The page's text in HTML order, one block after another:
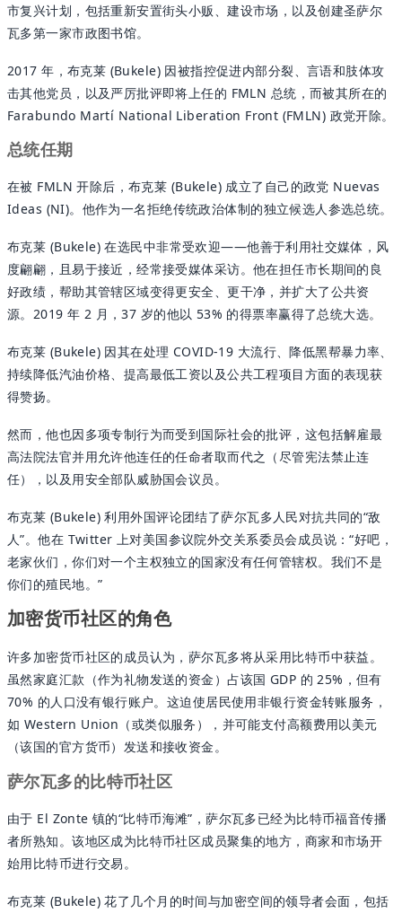
市复兴计划，包括重新安置街头小贩、建设市场，以及创建圣萨尔
瓦多第一家市政图书馆。
2017 年，布克莱 (Bukele) 因被指控促进内部分裂、言语和肢体攻
击其他党员，以及严厉批评即将上任的 FMLN 总统，而被其所在的
Farabundo Martí National Liberation Front (FMLN) 政党开除。
总统任期
在被 FMLN 开除后，布克莱 (Bukele) 成立了自己的政党 Nuevas
Ideas (NI)。他作为一名拒绝传统政治体制的独立候选人参选总统。
布克莱 (Bukele) 在选民中非常受欢迎——他善于利用社交媒体，风
度翩翩，且易于接近，经常接受媒体采访。他在担任市长期间的良
好政绩，帮助其管辖区域变得更安全、更干净，并扩大了公共资
源。2019 年 2 月，37 岁的他以 53% 的得票率赢得了总统大选。
布克莱 (Bukele) 因其在处理 COVID-19 大流行、降低黑帮暴力率、
持续降低汽油价格、提高最低工资以及公共工程项目方面的表现获
得赞扬。
然而，他也因多项专制行为而受到国际社会的批评，这包括解雇最
高法院法官并用允许他连任的任命者取而代之（尽管宪法禁止连
任），以及用安全部队威胁国会议员。
布克莱 (Bukele) 利用外国评论团结了萨尔瓦多人民对抗共同的“敌
人”。他在 Twitter 上对美国参议院外交关系委员会成员说：“好吧，
老家伙们，你们对一个主权独立的国家没有任何管辖权。我们不是
你们的殖民地。”
加密货币社区的角色
许多加密货币社区的成员认为，萨尔瓦多将从采用比特币中获益。
虽然家庭汇款（作为礼物发送的资金）占该国 GDP 的 25%，但有
70% 的人口没有银行账户。这迫使居民使用非银行资金转账服务，
如 Western Union（或类似服务），并可能支付高额费用以美元
（该国的官方货币）发送和接收资金。
萨尔瓦多的比特币社区
由于 El Zonte 镇的“比特币海滩”，萨尔瓦多已经为比特币福音传播
者所熟知。该地区成为比特币社区成员聚集的地方，商家和市场开
始用比特币进行交易。
布克莱 (Bukele) 花了几个月的时间与加密空间的领导者会面，包括